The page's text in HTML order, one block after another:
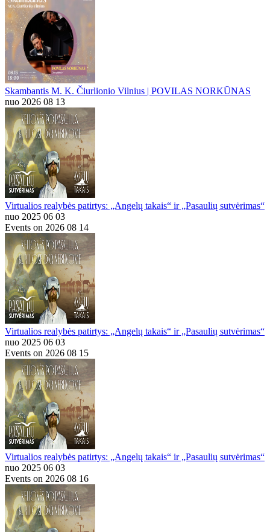
Skambantis M. K. Čiurlionio Vilnius | POVILAS NORKŪNAS
nuo 2026 08 13
Virtualios realybės patirtys: „Angelų takais“ ir „Pasaulių sutvėrimas“
nuo 2025 06 03
Events on 2026 08 14
Virtualios realybės patirtys: „Angelų takais“ ir „Pasaulių sutvėrimas“
nuo 2025 06 03
Events on 2026 08 15
Virtualios realybės patirtys: „Angelų takais“ ir „Pasaulių sutvėrimas“
nuo 2025 06 03
Events on 2026 08 16